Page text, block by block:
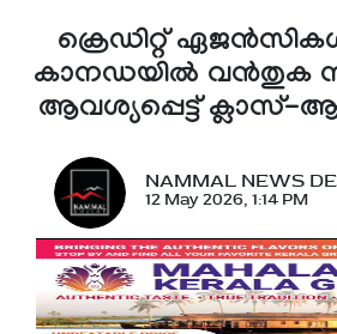
ക്രെഡിറ്റ്
കാനഡയിൽ വൻതുക
ആവശ്യപ്പെട്ട് ക്ലാസ്-
NAMMAL NEWS
12 May 2026, 1:14 PM